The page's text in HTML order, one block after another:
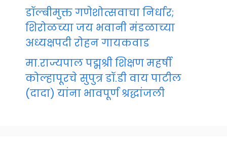
डॉल्बीमुक्त गणेशोत्सवाचा निर्धार;
शिरोळच्या जय भवानी मंडळाच्या
अध्यक्षपदी रोहन गायकवाड
मा.राज्यपाल पद्मश्री शिक्षण महर्षी
कोल्हापूरचे सुपुत्र डॉ.डी वाय पाटील
(दादा) यांना भावपूर्ण श्रद्धांजली